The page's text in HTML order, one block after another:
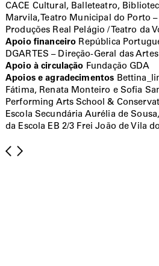
CACE Cultural, Balleteatro,
Marvila, Teatro Municipal do Porto
Produções Real Pelágio / Teatro da
Apoio financeiro República
DGARTES – Direção-Geral das Artes
Apoio à circulação Fundação GDA
Apoios e agradecimentos
Fátima, Renata Monteiro e Sofia
Performing Arts School &
Escola Secundária Aurélia de
da Escola EB 2/3 Frei João de Vila